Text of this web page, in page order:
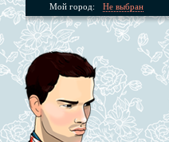
Мой город: Не выбран